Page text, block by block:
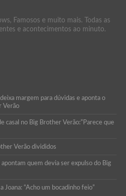
Famosos e muito mais. Todas as
e acontecimentos ao minuto.
margem para dúvidas e aponta o
Verão
casal no Big Brother Verão:”Parece que
Verão divididos
quem devia ser expulso do Big
Joana: “Acho um bocadinho feio”